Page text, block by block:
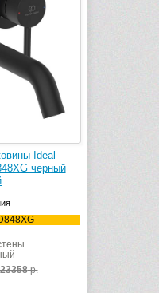
Ideal
черный
23358р.